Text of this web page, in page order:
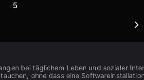
5
bei täglichem Leben und sozialer
ohne dass eine